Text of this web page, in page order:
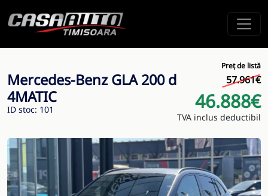
Mercedes-Benz GLA 200 d
4MATIC
ID stoc: 101
Preț de listă
57.961€
46.888€
TVA inclus deductibil